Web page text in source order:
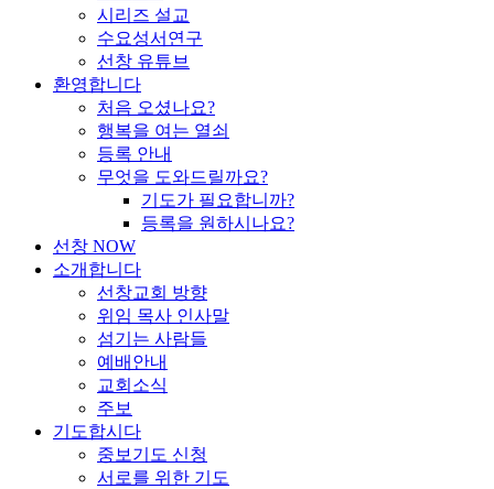
시리즈 설교
수요성서연구
선창 유튜브
환영합니다
처음 오셨나요?
행복을 여는 열쇠
등록 안내
무엇을 도와드릴까요?
기도가 필요합니까?
등록을 원하시나요?
선창 NOW
소개합니다
선창교회 방향
위임 목사 인사말
섬기는 사람들
예배안내
교회소식
주보
기도합시다
중보기도 신청
서로를 위한 기도